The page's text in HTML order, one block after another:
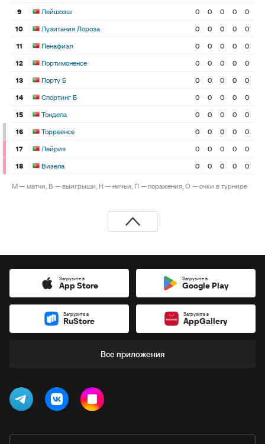
9
Лейшоэш 0 0 0 0
0
10
Лузитания Лороза 0 0 0 0
0
11
Пенафиэл 0 0 0 0
0
12
Портимоненсе 0 0 0 0
0
13
Порту Б 0 0 0 0
0
14
Спортинг Б 0 0 0 0
0
15
Тондела 0 0 0 0
0
16
Торреенсе 0 0 0 0
0
17
Лейрия 0 0 0 0
0
18
Визела 0 0 0 0 0
М — матчи, В — выигрыши, Н — ничьи, П — поражения, О — очки в турнире
Загрузите в
App Store
Загрузите в
Google Play
Загрузите в
RuStore
Загрузите в
AppGallery
Все приложения